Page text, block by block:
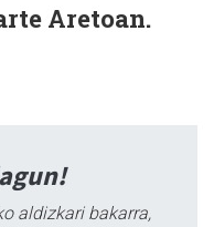
Aretoan.
aldizkari bakarra,